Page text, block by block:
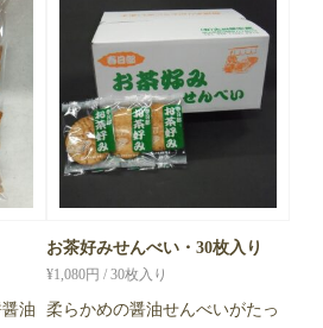
油
お茶好みせんべい・30枚入り
¥1,080円 / 30枚入り
柔らかめの醤油せんべいがたっ